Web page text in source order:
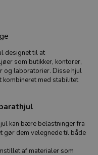
designet til at
som butikker, kontorer,
og laboratorier. Disse hjul
med stabilitet
kan bære belastninger fra
gør dem velegnede til både
af materialer som